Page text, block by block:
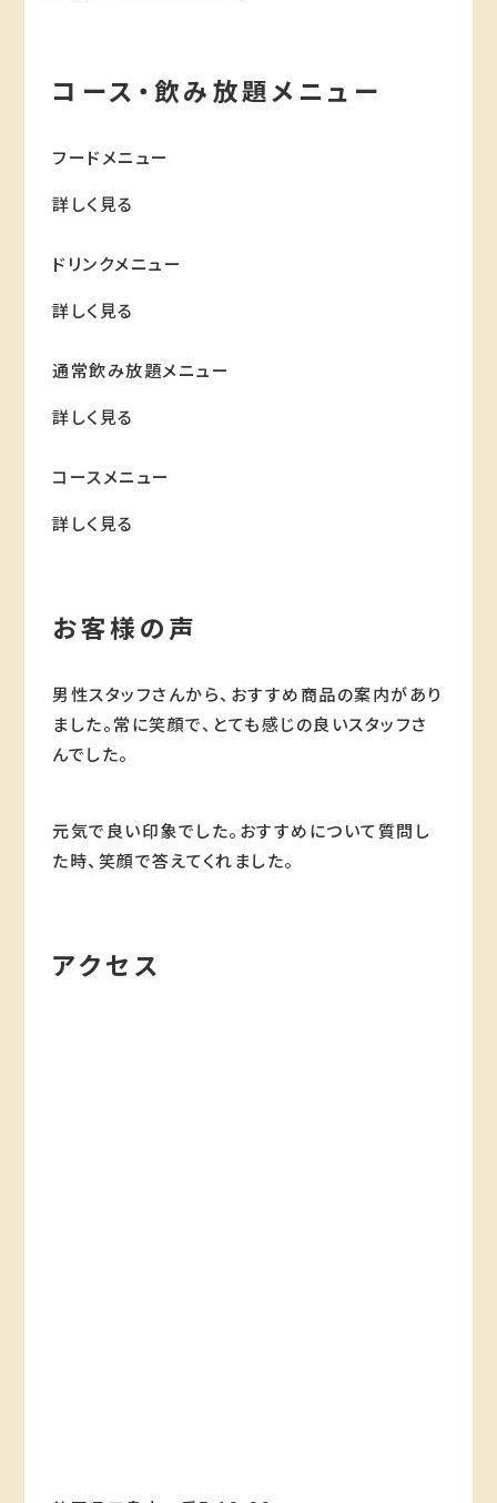
コース・飲み放題メニュー
フードメニュー
詳しく見る
ドリンクメニュー
詳しく見る
通常飲み放題メニュー
詳しく見る
コースメニュー
詳しく見る
お客様の声
男性スタッフさんから、おすすめ商品の案内があり
ました。常に笑顔で、とても感じの良いスタッフさ
んでした。
元気で良い印象でした。おすすめについて質問し
た時、笑顔で答えてくれました。
アクセス